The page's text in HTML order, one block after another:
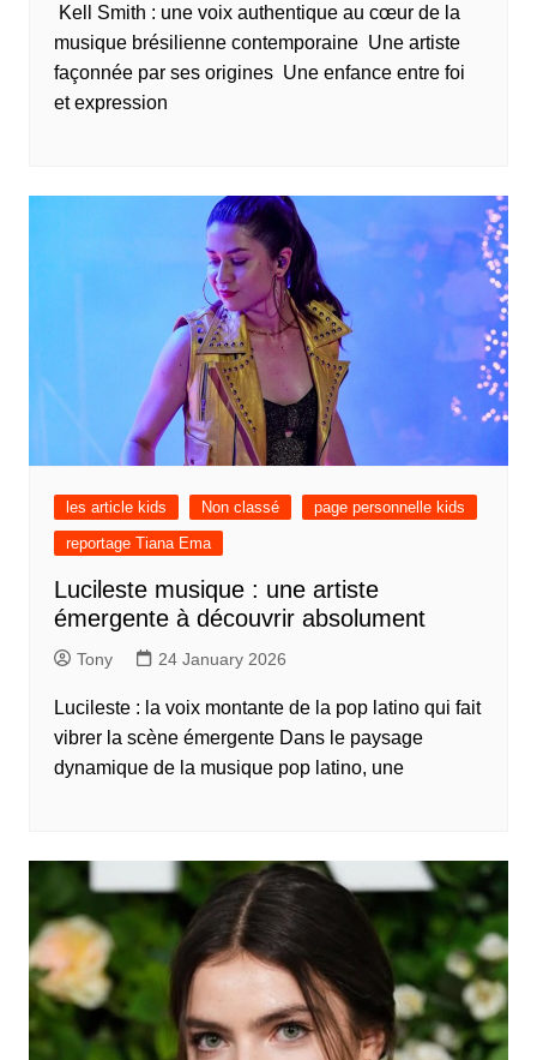
Kell Smith : une voix authentique au cœur de la
musique brésilienne contemporaine Une artiste
façonnée par ses origines Une enfance entre foi
et expression
les article kids Non classé
page personnelle kids
reportage Tiana Ema
Lucileste musique : une artiste
émergente à découvrir absolument
Tony 24 January 2026
Lucileste : la voix montante de la pop latino qui fait
vibrer la scène émergente Dans le paysage
dynamique de la musique pop latino, une